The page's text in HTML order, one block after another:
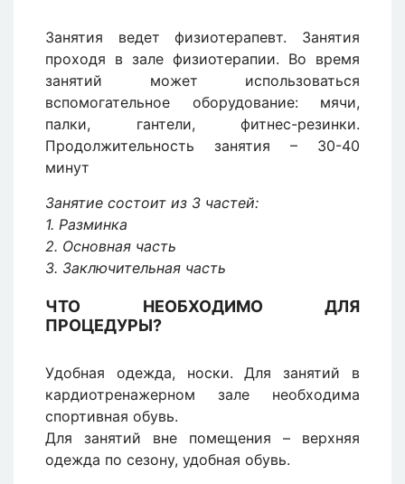
Занятия ведет физиотерапевт. Занятия
проходя в зале физиотерапии. Во время
занятий может использоваться
вспомогательное оборудование: мячи,
палки, гантели, фитнес-резинки.
Продолжительность занятия – 30-40
минут
Занятие состоит из 3 частей:
1. Разминка
2. Основная часть
3. Заключительная часть
ЧТО НЕОБХОДИМО ДЛЯ
ПРОЦЕДУРЫ?
Удобная одежда, носки. Для занятий в
кардиотренажерном зале необходима
спортивная обувь.
Для занятий вне помещения – верхняя
одежда по сезону, удобная обувь.